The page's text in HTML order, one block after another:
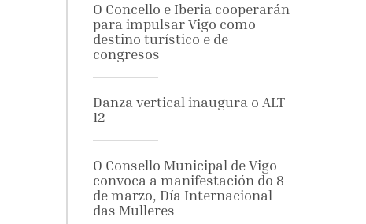
O Concello e Iberia cooperarán
para impulsar Vigo como
destino turístico e de
congresos
Danza vertical inaugura o ALT-
12
O Consello Municipal de Vigo
convoca a manifestación do 8
de marzo, Día Internacional
das Mulleres